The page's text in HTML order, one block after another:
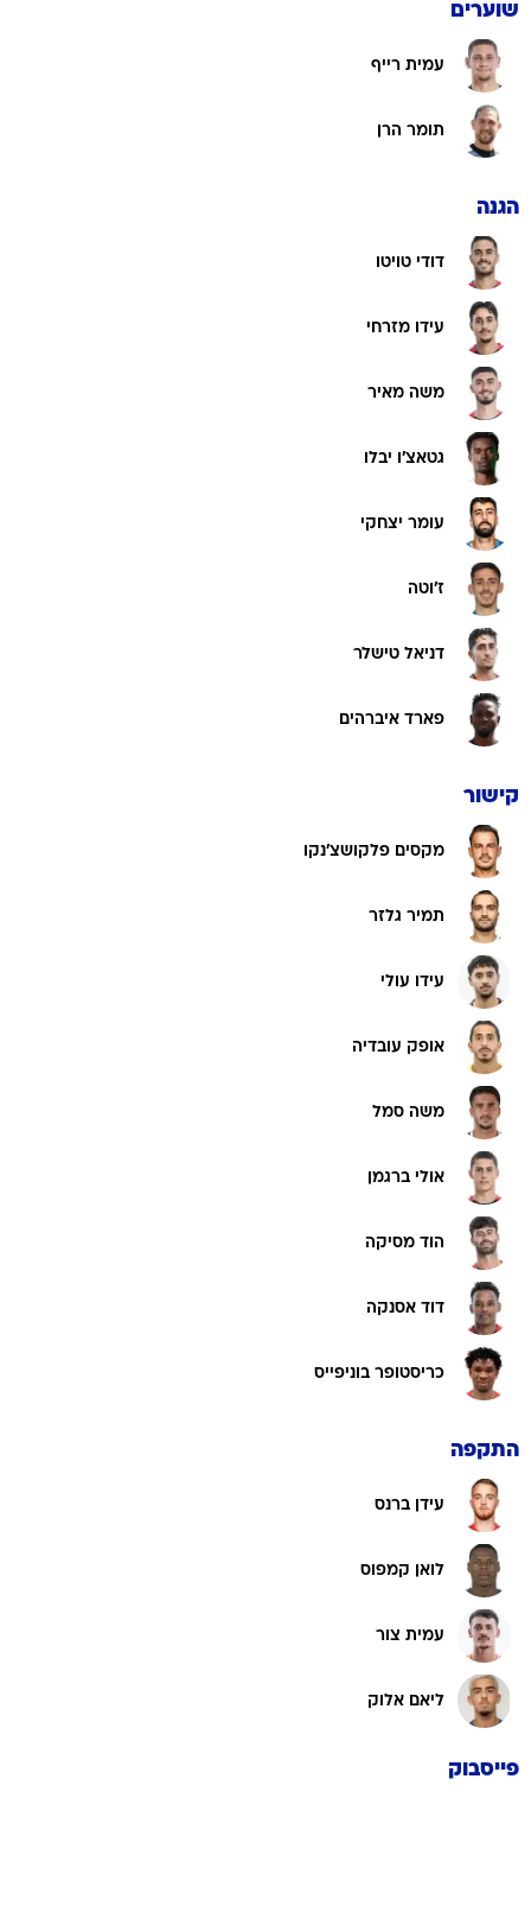
שוערים
עמית רייף
תומר הרן
הגנה
דודי טויטו
עידו מזרחי
משה מאיר
גטאצ'ו יבלו
עומר יצחקי
ז'וטה
דניאל טישלר
פארד איברהים
קישור
מקסים פלקושצ'נקו
תמיר גלזר
עידו עולי
אופק עובדיה
משה סמל
אולי ברגמן
הוד מסיקה
דוד אסנקה
כריסטופר בוניפייס
התקפה
עידן ברנס
לואן קמפוס
עמית צור
ליאם אלוק
פייסבוק